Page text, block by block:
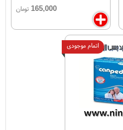
165,000 تومان
اتمام موجودی